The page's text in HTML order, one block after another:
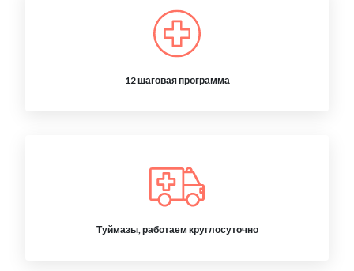
12 шаговая программа
Туймазы, работаем круглосуточно